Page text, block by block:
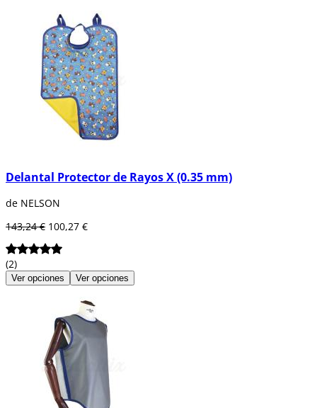
Delantal Protector de Rayos X (0.35 mm)
de NELSON
143,24 € 100,27 €
(2)
Ver opciones Ver opciones